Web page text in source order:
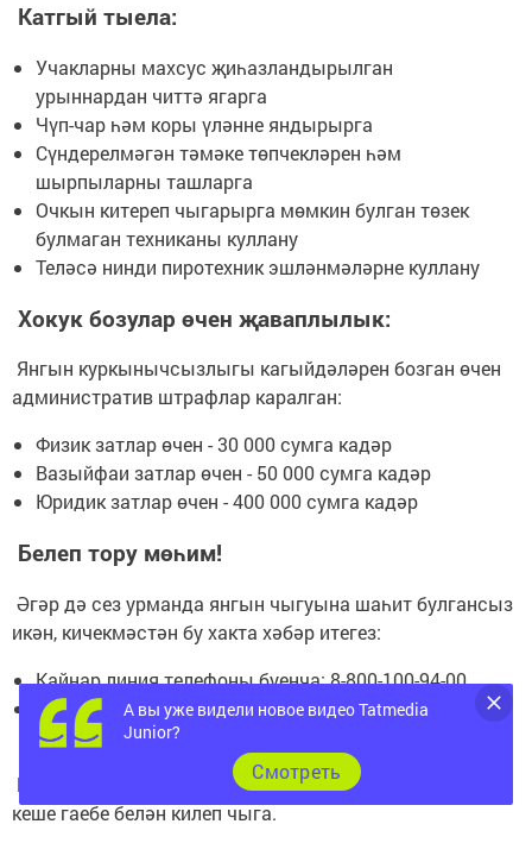
Катгый тыела:
Учакларны махсус җиһазландырылган
урыннардан читтә ягарга
Чүп-чар һәм коры үләнне яндырырга
Сүндерелмәгән тәмәке төпчекләрен һәм
шырпыларны ташларга
Очкын китереп чыгарырга мөмкин булган төзек
булмаган техниканы куллану
Теләсә нинди пиротехник эшләнмәләрне куллану
Хокук бозулар өчен җаваплылык:
Янгын куркынычсызлыгы кагыйдәләрен бозган өчен
административ штрафлар каралган:
Физик затлар өчен - 30 000 сумга кадәр
Вазыйфаи затлар өчен - 50 000 сумга кадәр
Юридик затлар өчен - 400 000 сумга кадәр
Белеп тору мөһим!
Әгәр дә сез урманда янгын чыгуына шаһит булгансыз
икән, кичекмәстән бу хакта хәбәр итегез:
Кайнар линия телефоны буенча: 8-800-100-94-00
Татарстан Республикасы Урман хуҗалыгы
министрлыгы туры линиясенә: 8(843) 221-37-95
Белгечләр кисәтүе буенча, 10 урман янгынының 9ы
кеше гаебе белән килеп чыга.
А вы уже видели новое видео Tatmedia
Junior?
Cмотреть